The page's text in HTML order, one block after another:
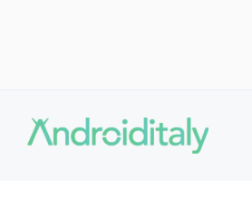
contenuto